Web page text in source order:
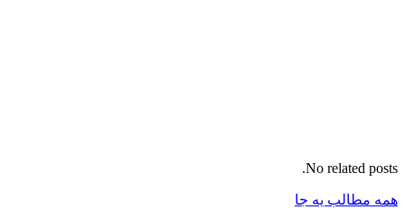
No related posts.
همه مطالب یه جا